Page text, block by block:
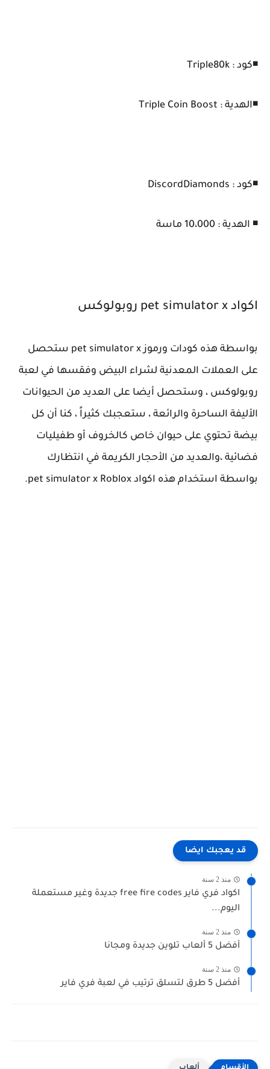
◾كود : Triple80k
◾الهدية : Triple Coin Boost
◾كود : DiscordDiamonds
◾ الهدية : 10،000 ماسة
اكواد pet simulator x روبولوكس
بواسطة هذه كودات ورموز pet simulator x ستحصل
على العملات المعدنية لشراء البيض وفقسها في لعبة
روبولوكس ، وستحصل أيضا على العديد من الحيوانات
الأليفة الساحرة والرائعة ، ستعجبك كثيراً ، كنا أن كل
بيضة تحتوي على حيوان خاص كالخروف أو طفيليات
فضائية ،والعديد من الأحجار الكريمة في انتظارك
بواسطة استخدام هذه اكواد pet simulator x Roblox.
قد يعجبك ايضا
منذ 2 سنة
اكواد فري فاير free fire codes جديدة وغير مستعملة
اليوم...
منذ 2 سنة
أفضل 5 ألعاب تلوين جديدة ومجانا
منذ 2 سنة
أفضل 5 طرق لتسلق ترتيب في لعبة فري فاير